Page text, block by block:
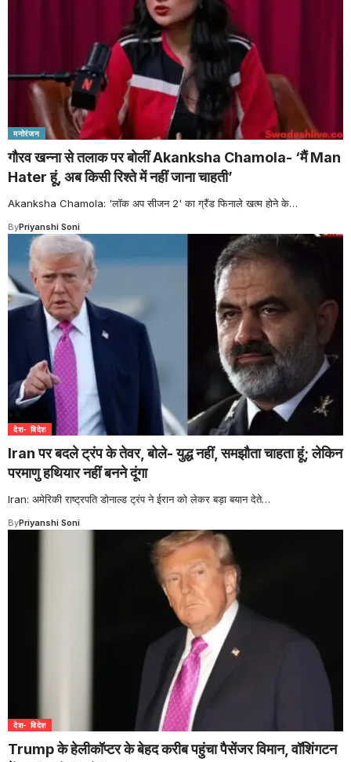
मनोरंजन
गौरव खन्ना से तलाक पर बोलीं Akanksha Chamola- ‘मैं Man
Hater हूं, अब किसी रिश्ते में नहीं जाना चाहती’
Akanksha Chamola: 'लॉक अप सीजन 2' का ग्रैंड फिनाले खत्म होने के…
ByPriyanshi Soni
देश- विदेश
Iran पर बदले ट्रंप के तेवर, बोले- युद्ध नहीं, समझौता चाहता हूं; लेकिन
परमाणु हथियार नहीं बनने दूंगा
Iran: अमेरिकी राष्ट्रपति डोनाल्ड ट्रंप ने ईरान को लेकर बड़ा बयान देते…
ByPriyanshi Soni
देश- विदेश
Trump के हेलीकॉप्टर के बेहद करीब पहुंचा पैसेंजर विमान, वॉशिंगटन